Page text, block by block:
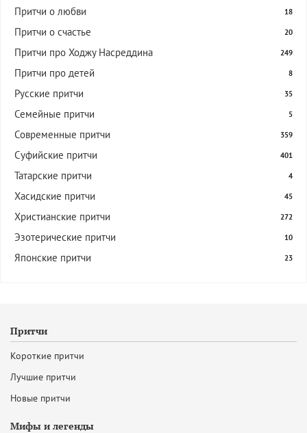
Притчи о любви 18
Притчи о счастье 20
Притчи про Ходжу Насреддина 249
Притчи про детей 8
Русские притчи 35
Семейные притчи 5
Современные притчи 359
Суфийские притчи 401
Татарские притчи 4
Хасидские притчи 45
Христианские притчи 272
Эзотерические притчи 10
Японские притчи 23
Притчи
Короткие притчи
Лучшие притчи
Новые притчи
Мифы и легенды